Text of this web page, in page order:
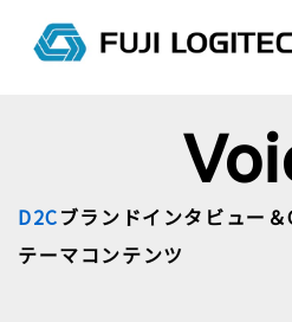
D2Cブランドインタビュー
テーマコンテンツ